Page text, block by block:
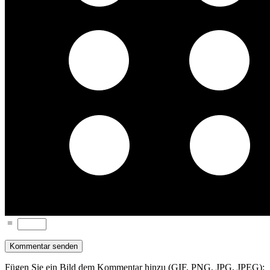
=
Fügen Sie ein Bild dem Kommentar hinzu (GIF, PNG, JPG, JPEG):